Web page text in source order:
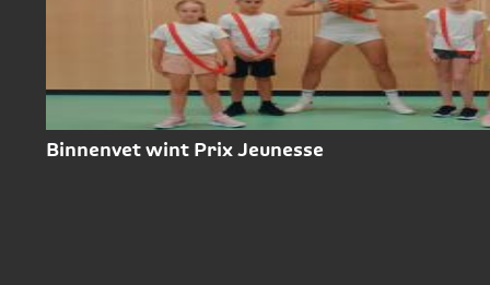
Binnenvet wint Prix Jeunesse